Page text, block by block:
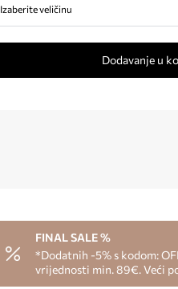
Izaberite veličinu
Dodavanje u
FINAL SALE %
*Dodatnih -5% s kodom:
vrijednosti min. 89€. Veći